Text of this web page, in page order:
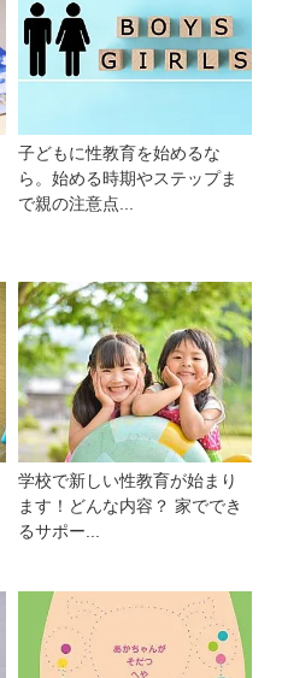
子どもに性教育を始めるな
ら。始める時期やステップま
で親の注意点...
学校で新しい性教育が始まり
ます！どんな内容？ 家ででき
るサポー...